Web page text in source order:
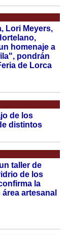
Lori Meyers,
homenaje a
pondrán
de Lorca
de los
distintos
taller de
de los
la
artesanal